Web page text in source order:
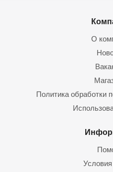
О
Политика обработки